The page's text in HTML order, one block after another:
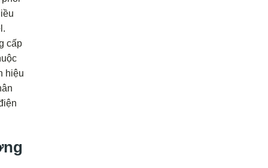
cấp
hiệu